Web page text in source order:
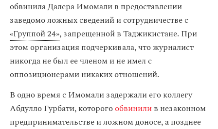
обвинила Далера Имомали в предоставлении
заведомо ложных сведений и сотрудничестве с
«Группой 24», запрещенной в Таджикистане. При
этом организация подчеркивала, что журналист
никогда не был ее членом и не имел с
оппозиционерами никаких отношений.
В одно время с Имомали задержали его коллегу
Абдулло Гурбати, которогообвинилив незаконном
предпринимательстве и ложном доносе, а позднее